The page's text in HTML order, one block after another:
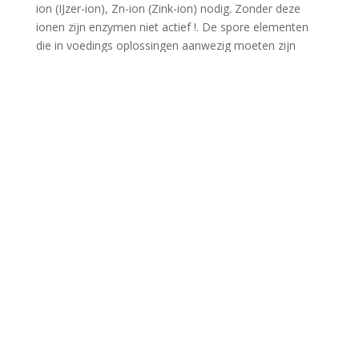
ion (IJzer-ion), Zn-ion (Zink-ion) nodig. Zonder deze
ionen zijn enzymen niet actief !. De spore elementen
die in voedings oplossingen aanwezig moeten zijn